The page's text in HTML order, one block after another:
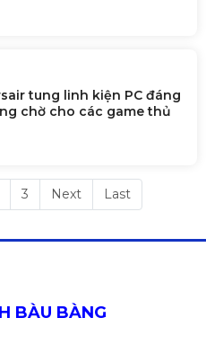
tung linh kiện PC đáng
chờ cho các game thủ
3 Next Last
BÀU BÀNG